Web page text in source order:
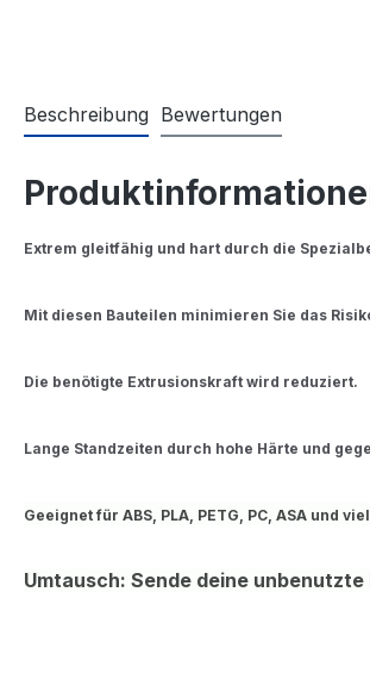
Beschreibung Bewertungen
Extrem gleitfähig und hart durch die
Mit diesen Bauteilen minimieren Sie das
Die benötigte Extrusionskraft wird reduziert.
Lange Standzeiten durch hohe Härte und
Geeignet für ABS, PLA, PETG, PC, ASA
Umtausch: Sende deine